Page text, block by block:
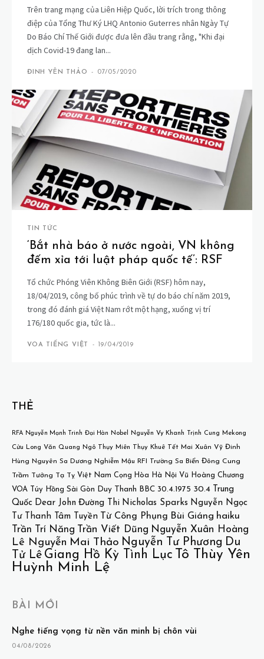
Trên trang mạng của Liên Hiệp Quốc, lời trích trong thông
điệp của Tổng Thư Ký LHQ Antonio Guterres nhân Ngày Tự
Do Báo Chí Thế Giới được đưa lên đầu trang rằng, "Khi đại
dịch Covid-19 đang lan...
ĐINH YÊN THẢO - 07/05/2020
TIN TỨC
‘Bắt nhà báo ở nước ngoài, VN không
đếm xỉa tới luật pháp quốc tế’: RSF
Tổ chức Phóng Viên Không Biên Giới (RSF) hôm nay,
18/04/2019, công bố phúc trình về tự do báo chí năm 2019,
trong đó đánh giá Việt Nam rớt một hạng, xuống vị trí
176/180 quốc gia, tức là...
VOA TIẾNG VIỆT - 19/04/2019
THẺ
RFA Nguyễn Mạnh Trinh Đại Hàn Nobel Nguyễn Vy Khanh Trịnh Cung Mekong
Cửu Long Văn Quang Ngô Thụy Miên Thụy Khuê Tết Mai Xuân Vỹ Đinh
Hùng Nguyên Sa Dương Nghiễm Mậu RFI Trường Sa Biển Đông Cung
Trầm Tưởng Tạ Tỵ Việt Nam Cọng Hòa Hà Nội Vũ Hoàng Chương
VOA
Túy Hồng Sài Gòn Duy Thanh BBC 30.4.1975 30.4
Trung
Quốc Dear John Đường Thi Nicholas Sparks Nguyễn Ngọc
Tư
Thanh Tâm Tuyền Từ Công Phụng Bùi Giáng haiku
Trần Trí Năng
Trần Viết Dũng Nguyễn Xuân Hoàng
Lê Nguyễn Mai Thảo Nguyễn Tư Phương Du
Tử Lê Giang Hồ Kỳ Tình Lục Tô Thùy Yên
Huỳnh Minh Lệ
BÀI MỚI
Nghe tiếng vọng từ nền văn minh bị chôn vùi
04/08/2026